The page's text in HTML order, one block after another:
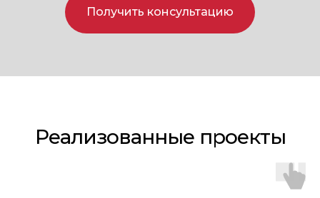
Получить консультацию
Реализованные проекты